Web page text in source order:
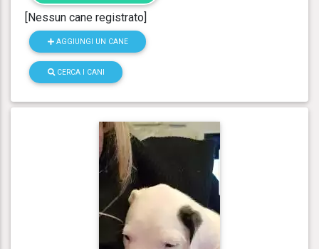
[Nessun cane registrato]
AGGIUNGI UN CANE
CERCA I CANI